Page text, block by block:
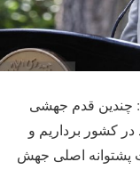
قدم جهشی
کشور برداریم و
پشتوانه اصلی جهش